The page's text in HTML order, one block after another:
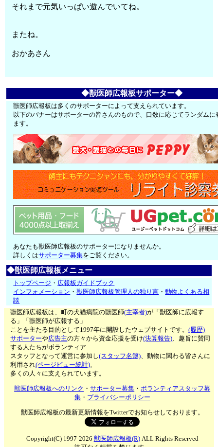
それまで元気いっぱい遊んでいてね。
またね。
おかあさん
◆獣医師広報板サポーター◆
獣医師広報板は多くのサポーターによって支えられています。
以下のバナーはサポーターの皆さんのもので、口数に応じてランダムに
ます。
あなたも獣医師広報板のサポーターになりませんか。
詳しくはサポーター募集をご覧ください。
◆獣医師広報板メニュー
トップページ ・ 広報板ガイドブック
インフォメーション ・獣医師広報板管理人の独り言 ・動物よくある相
談
獣医師広報板は、町の犬猫病院の獣医師(主宰者)が「獣医師に広報す
る」「獣医師が広報する」
ことを主たる目的として1997年に開設したウェブサイトです。(履歴)
サポーターや広告主の方々から資金応援を受け(決算報告)、趣旨に賛同
する人たちがボランティア
スタッフとなって運営に参加し(スタッフ名簿)、動物に関わる皆さんに
利用され(ページビュー統計)、
多くの人々に支えられています。
獣医師広報板へのリンク ・サポーター募集 ・ボランティアスタッフ募
集・ プライバシーポリシー
獣医師広報板の最新更新情報をTwitterでお知らせしております。
Copyright(C) 1997-2026 獣医師広報板(R)ALL Rights Reserved